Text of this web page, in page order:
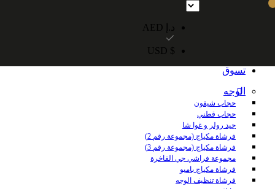
تسوق
الوجه
حجاب شيفون
حجاب قطني
جيد رولر و غوا شا
فرشاة مكياج (مجموعة رقم 2)
فرشاة مكياج (مجموعة رقم 3)
مجموعة فراشي جي الفاخرة
فرشاة مكياج بامبو
فرشاة تنظيف الوجه
د.إ AED
$ USD